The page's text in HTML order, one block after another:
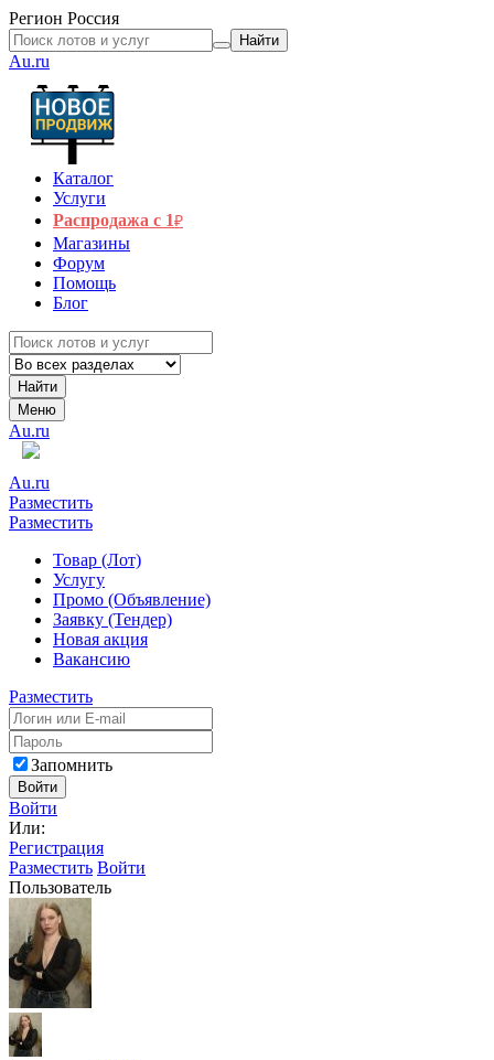
Регион Россия
Найти
Au.ru
Каталог
Услуги
Распродажа с 1₽
Магазины
Форум
Помощь
Блог
Найти
Меню
Au.ru
Au.ru
Разместить
Разместить
Товар (Лот)
Услугу
Промо (Объявление)
Заявку (Тендер)
Новая акция
Вакансию
Разместить
Запомнить
Войти
Войти
Или:
Регистрация
Разместить Войти
Пользователь